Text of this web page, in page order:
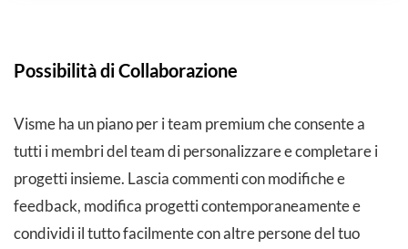
Possibilità di Collaborazione
Visme ha un piano per i team premium che consente a
tutti i membri del team di personalizzare e completare i
progetti insieme. Lascia commenti con modifiche e
feedback, modifica progetti contemporaneamente e
condividi il tutto facilmente con altre persone del tuo